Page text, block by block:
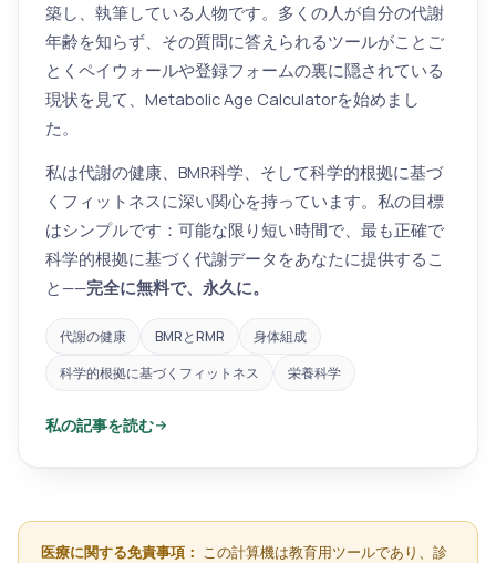
築し、執筆している人物です。多くの人が自分の代謝
年齢を知らず、その質問に答えられるツールがことご
とくペイウォールや登録フォームの裏に隠されている
現状を見て、Metabolic Age Calculatorを始めまし
た。
私は代謝の健康、BMR科学、そして科学的根拠に基づ
くフィットネスに深い関心を持っています。私の目標
はシンプルです：可能な限り短い時間で、最も正確で
科学的根拠に基づく代謝データをあなたに提供するこ
と——完全に無料で、永久に。
代謝の健康 BMRとRMR
身体組成
科学的根拠に基づくフィットネス
栄養科学
私の記事を読む
医療に関する免責事項： この計算機は教育用ツールであり、診